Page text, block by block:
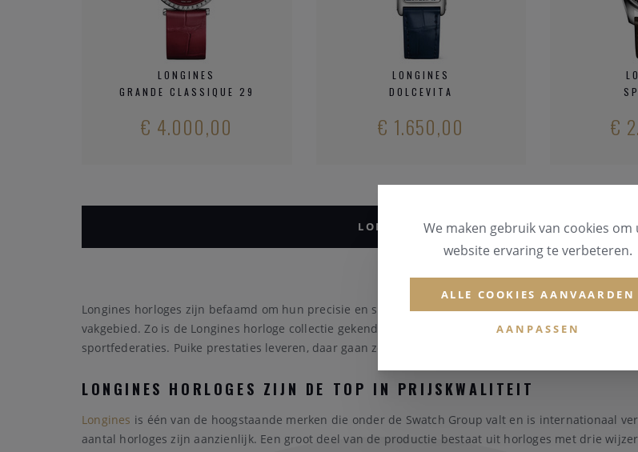
LONGINES
GRANDE CLASSIQUE 29
€ 4.000,00
LONGINES
DOLCEVITA
€ 1.650,00 €
LONGINES HORLOGES KOOP JE BIJ CLEM
Longines horloges zijn befaamd om hun precisie en stralen steevast elegantie uit. Met haar
vakgebied. Zo is de Longines horloge collectie gekend om haar horloges voor piloten. Daarnaast is
sportfederaties. Puike prestaties leveren, daar gaan ze voor.
LONGINES HORLOGES ZIJN DE TOP IN PRIJSKWALITEIT
Longines is één van de hoogstaande merken die onder de Swatch Group valt en is internationaal
aantal horloges zijn aanzienlijk. Een groot deel van de productie bestaat uit horloges met drie
We maken gebruik van cookies om
website ervaring te verbeteren.
ALLE COOKIES AANVAARDEN
AANPASSEN